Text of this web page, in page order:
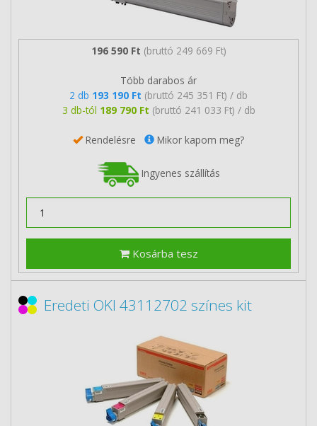
196 590 Ft (bruttó 249 669 Ft)
Több darabos ár
2 db 193 190 Ft (bruttó 245 351 Ft) / db
3 db-tól 189 790 Ft (bruttó 241 033 Ft) / db
Rendelésre Mikor kapom meg?
Ingyenes szállítás
Kosárba tesz
Eredeti OKI 43112702 színes kit